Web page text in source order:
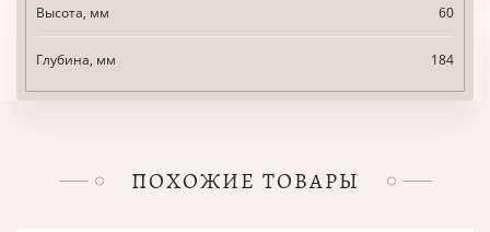
Высота, мм 60
Глубина, мм 184
ПОХОЖИЕ ТОВАРЫ